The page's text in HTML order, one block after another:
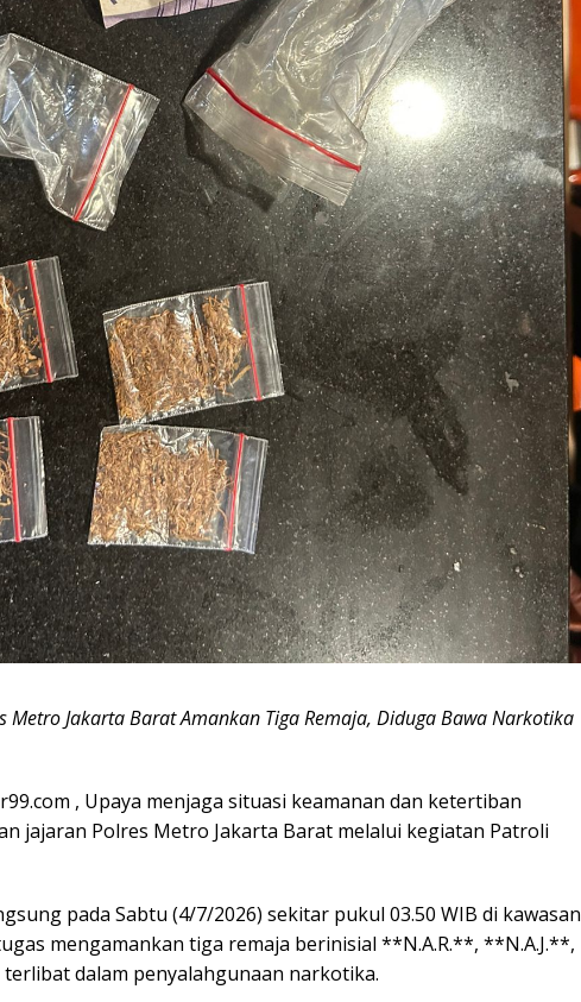
Metro Jakarta Barat Amankan Tiga Remaja, Diduga Bawa Narkotika
, Upaya menjaga situasi keamanan dan ketertiban
jajaran Polres Metro Jakarta Barat melalui kegiatan Patroli
pada Sabtu (4/7/2026) sekitar pukul 03.50 WIB di kawasan
mengamankan tiga remaja berinisial **N.A.R.**, **N.A.J.**,
dalam penyalahgunaan narkotika.